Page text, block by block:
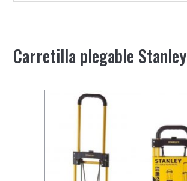
Carretilla plegable Stanley